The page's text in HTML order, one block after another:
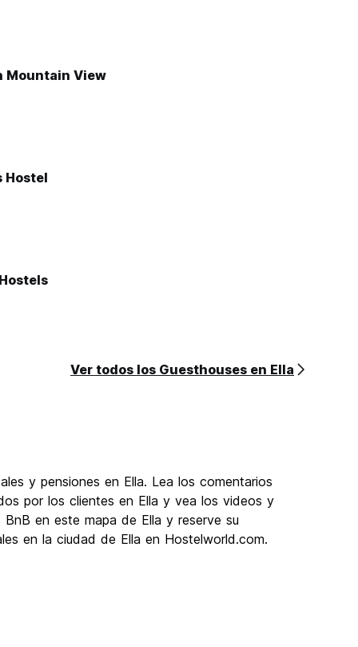
Mountain View
Hostel
Ver todos los Guesthouses en Ella
y pensiones en Ella. Lea los comentarios
por los clientes en Ella y vea los videos y
en este mapa de Ella y reserve su
en la ciudad de Ella en Hostelworld.com.